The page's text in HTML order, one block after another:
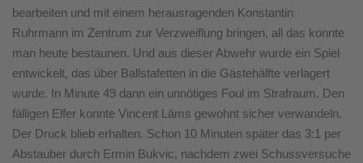
bearbeiten und mit einem herausragenden Konstantin
Ruhrmann im Zentrum zur Verzweiflung bringen, all das konnte
man heute bestaunen. Und aus dieser Abwehr wurde ein Spiel
entwickelt, das über Ballstafetten in die Gästehälfte verlagert
wurde. In Minute 49 dann ein unnötiges Foul im Strafraum. Den
fälligen Elfer konnte Vincent Läms gewohnt sicher verwandeln.
Der Druck blieb erhalten. Schon 10 Minuten später das 3:1 per
Abstauber durch Ermin Bukvic, nachdem zwei Schussversuche